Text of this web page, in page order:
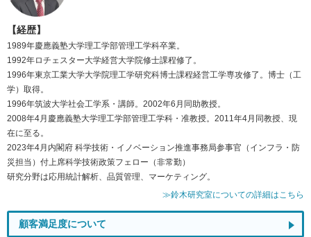
【経歴】
1989年慶應義塾大学理工学部管理工学科卒業。
1992年ロチェスター大学経営大学院修士課程修了。
1996年東京工業大学大学院理工学研究科博士課程経営工学専攻修了。博士（工
学）取得。
1996年筑波大学社会工学系・講師。2002年6月同助教授。
2008年4月慶應義塾大学理工学部管理工学科・准教授。2011年4月同教授、現
在に至る。
2023年4月内閣府 科学技術・イノベーション推進事務局参事官（インフラ・防
災担当）付上席科学技術政策フェロー（非常勤）
研究分野は応用統計解析、品質管理、マーケティング。
≫鈴木研究室についての詳細はこちら
顧客満足度について